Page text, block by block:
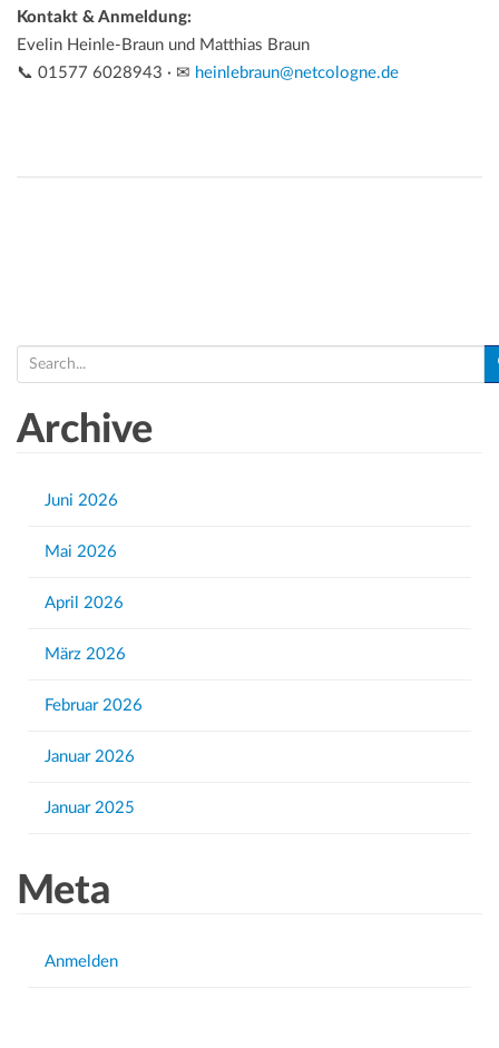
Kontakt & Anmeldung:
Evelin Heinle-Braun und Matthias Braun
📞 01577 6028943 · ✉ heinlebraun@netcologne.de
e
rArchive
Juni 2026
Mai 2026
April 2026
März 2026
Februar 2026
Januar 2026
Januar 2025
Meta
Anmelden